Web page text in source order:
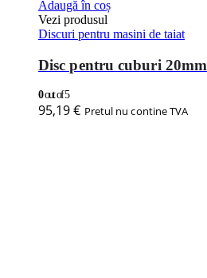
Adaugă în coș
Vezi produsul
Discuri pentru masini de taiat
Disc pentru cuburi 20mm
0out of 5
95,19€ Pretul nu contine TVA